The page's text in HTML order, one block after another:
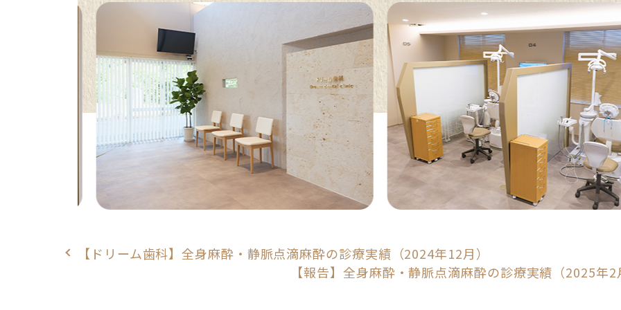
【ドリーム歯科】全身麻酔・静脈点滴麻酔の診療実績（2024年12月）
【報告】全身麻酔・静脈点滴麻酔の診療実績（2025年2